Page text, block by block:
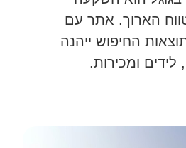
הארוך. אתר עם
החיפוש ייהנה
לידים ומכירות.